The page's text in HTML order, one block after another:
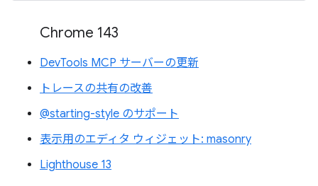
Chrome 143
DevTools MCP サーバーの更新
トレースの共有の改善
@starting-style のサポート
表示用のエディタ ウィジェット: masonry
Lighthouse 13